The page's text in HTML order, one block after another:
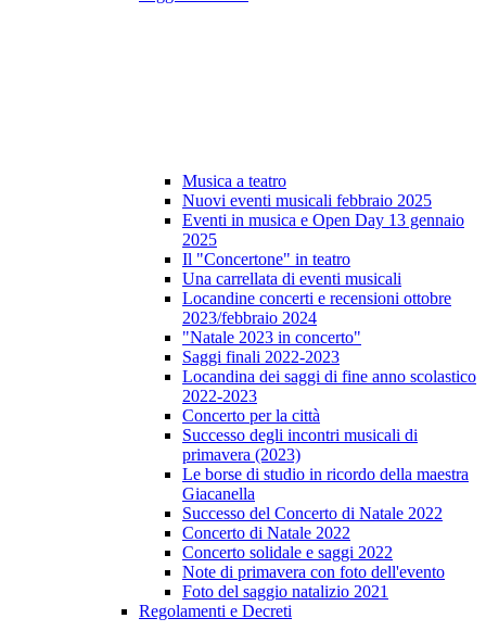
Musica a teatro
Nuovi eventi musicali febbraio 2025
Eventi in musica e Open Day 13 gennaio
2025
Il "Concertone" in teatro
Una carrellata di eventi musicali
Locandine concerti e recensioni ottobre
2023/febbraio 2024
"Natale 2023 in concerto"
Saggi finali 2022-2023
Locandina dei saggi di fine anno scolastico
2022-2023
Concerto per la città
Successo degli incontri musicali di
primavera (2023)
Le borse di studio in ricordo della maestra
Giacanella
Successo del Concerto di Natale 2022
Concerto di Natale 2022
Concerto solidale e saggi 2022
Note di primavera con foto dell'evento
Foto del saggio natalizio 2021
Regolamenti e Decreti